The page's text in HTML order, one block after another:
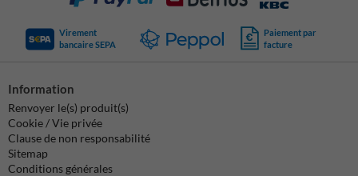
Virement
bancaire SEPA
Paiement par
facture
Information
Renvoyer le(s) produit(s)
Cookie / Vie privée
Clause de non responsabilité
Sitemap
Conditions générales